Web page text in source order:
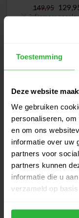
Toestemming
Deze website
We gebruiken
personaliseren,
en om ons
informatie over uw
partners voor
partners kunnen
informatie die u
verzameld op
149,95
informeer naar
Big Max Blade
Golftrolley met 3
399,95
Besteld voor 14:00
werkdag